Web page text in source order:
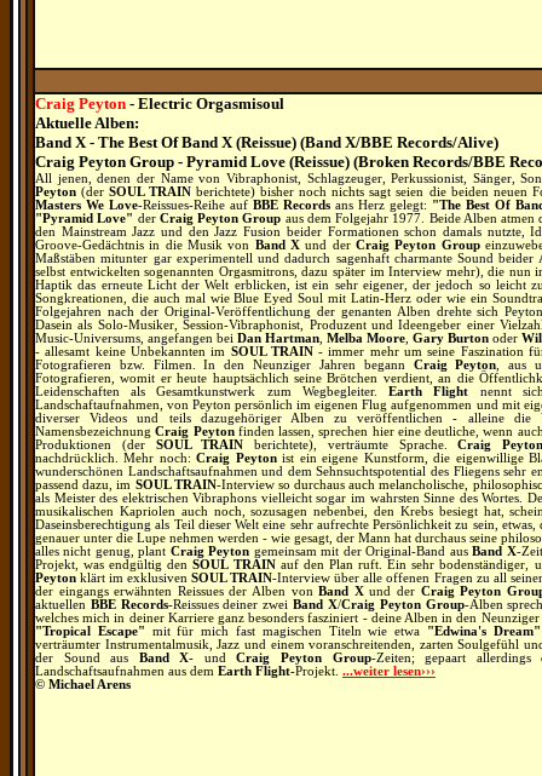
Craig Peyton - Electric Orgasmisoul
Aktuelle Alben:
Band X - The Best Of Band X (Reissue) (Band X/BBE Records/Alive)
Craig Peyton Group - Pyramid Love (Reissue) (Broken Records/BBE
All jenen, denen der Name von Vibraphonist, Schlagzeuger, Perkussionist, Sänger,
Peyton (derSOUL TRAIN berichtete) bisher noch nichts sagt seien die beiden neuen
Masters We Love-Reissues-Reihe auf BBE Records ans Herz gelegt: "The Best Of
"Pyramid Love" der Craig Peyton Group aus dem Folgejahr 1977. Beide Alben
den Mainstream Jazz und den Jazz Fusion beider Formationen schon damals nutzte,
Groove-Gedächtnis in die Musik von Band X und derCraig Peyton Group
Maßstäben mitunter gar experimentell und dadurch sagenhaft charmante Sound
selbst entwickelten sogenannten Orgasmitrons, dazu später im Interview mehr), die nun
Haptik das erneute Licht der Welt erblicken, ist ein sehr eigener, der jedoch so leicht
Songkreationen, die auch mal wie Blue Eyed Soul mit Latin-Herz oder wie ein
Folgejahren nach der Original-Veröffentlichung der genanten Alben drehte sich
Dasein als Solo-Musiker, Session-Vibraphonist, Produzent und Ideengeber einer
Music-Universums, angefangen bei Dan Hartman Melba Moore Gary Burton oder
- allesamt keine Unbekannten im SOUL TRAIN- immer mehr um seine Faszination
Fotografieren bzw. Filmen. In den Neunziger Jahren begann Craig Peyton , aus
Fotografieren, womit er heute hauptsächlich seine Brötchen verdient, an die
Leidenschaften als Gesamtkunstwerk zum Wegbegleiter.Earth Flight nennt
Landschaftaufnahmen, von Peyton persönlich im eigenen Flug aufgenommen und mit
diverser Videos und teils dazugehöriger Alben zu veröffentlichen - alleine
NamensbezeichnungCraig Peytonfinden lassen, sprechen hier eine deutliche, wenn
Produktionen (der SOUL TRAIN berichtete), verträumte Sprache.
Craig Peyton
nachdrücklich. Mehr noch:Craig Peytonist ein eigene Kunstform, die eigenwillige
wunderschönen Landschaftsaufnahmen und dem Sehnsuchtspotential des Fliegens sehr
passend dazu, im SOUL TRAIN-Interview so durchaus auch melancholische,
als Meister des elektrischen Vibraphons vielleicht sogar im wahrsten Sinne des Wortes.
musikalischen Kapriolen auch noch, sozusagen nebenbei, den Krebs besiegt hat,
Daseinsberechtigung als Teil dieser Welt eine sehr aufrechte Persönlichkeit zu sein,
genauer unter die Lupe nehmen werden - wie gesagt, der Mann hat durchaus seine
alles nicht genug, plant Craig Peyton gemeinsam mit der Original-Band ausBand X-
Projekt, was endgültig denSOUL TRAIN auf den Plan ruft. Ein sehr bodenständiger,
Peyton klärt im exklusivenSOUL TRAIN-Interview über alle offenen Fragen zu all
der eingangs erwähnten Reissues der Alben vonBand Xund der Craig Peyton
aktuellen BBE Records-Reissues deiner zweiBand X/Craig Peyton Group-Alben
welches mich in deiner Karriere ganz besonders fasziniert - deine Alben in den
"Tropical Escape" mit für mich fast magischen Titeln wie etwa "Edwina's Dream"
verträumter Instrumentalmusik, Jazz und einem voranschreitenden, zarten Soulgefühl
der Sound aus Band X- undCraig Peyton Group-Zeiten; gepaart
Landschaftsaufnahmen aus dem Earth Flight-Projekt. ...weiter lesen›››
© Michael Arens